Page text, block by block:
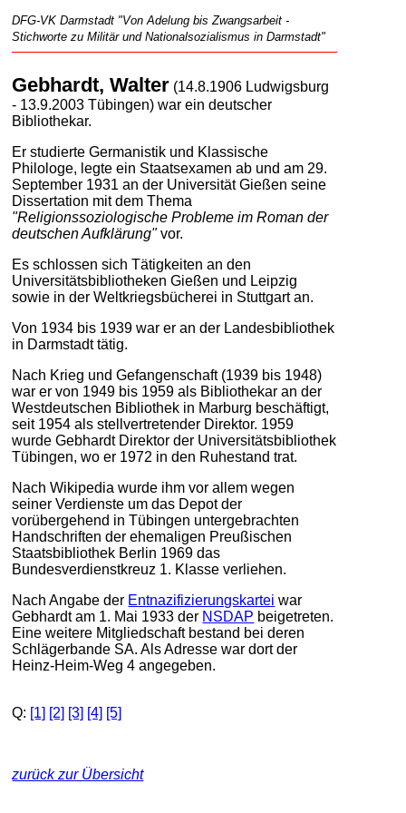
DFG-VK Darmstadt "Von Adelung bis Zwangsarbeit -
Stichworte zu Militär und Nationalsozialismus in Darmstadt"
Gebhardt, Walter (14.8.1906 Ludwigsburg
- 13.9.2003 Tübingen) war ein deutscher
Bibliothekar.
Er studierte Germanistik und Klassische
Philologe, legte ein Staatsexamen ab und am 29.
September 1931 an der Universität Gießen seine
Dissertation mit dem Thema
"Religionssoziologische Probleme im Roman der
deutschen Aufklärung"vor.
Es schlossen sich Tätigkeiten an den
Universitätsbibliotheken Gießen und Leipzig
sowie in der Weltkriegsbücherei in Stuttgart an.
Von 1934 bis 1939 war er an der Landesbibliothek
in Darmstadt tätig.
Nach Krieg und Gefangenschaft (1939 bis 1948)
war er von 1949 bis 1959 als Bibliothekar an der
Westdeutschen Bibliothek in Marburg beschäftigt,
seit 1954 als stellvertretender Direktor. 1959
wurde Gebhardt Direktor der Universitätsbibliothek
Tübingen, wo er 1972 in den Ruhestand trat.
Nach Wikipedia wurde ihm vor allem wegen
seiner Verdienste um das Depot der
vorübergehend in Tübingen untergebrachten
Handschriften der ehemaligen Preußischen
Staatsbibliothek Berlin 1969 das
Bundesverdienstkreuz 1. Klasse verliehen.
Nach Angabe der Entnazifizierungskartei war
Gebhardt am 1. Mai 1933 der NSDAP beigetreten.
Eine weitere Mitgliedschaft bestand bei deren
Schlägerbande SA. Als Adresse war dort der
Heinz-Heim-Weg 4 angegeben.
Q: [1] [2] [3] [4] [5]
zurück zur Übersicht